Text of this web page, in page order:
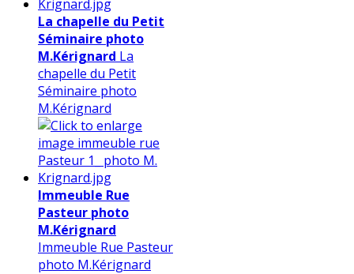
La chapelle du Petit
Séminaire photo
M.Kérignard La
chapelle du Petit
Séminaire photo
M.Kérignard
Immeuble Rue
Pasteur photo
M.Kérignard
Immeuble Rue Pasteur
photo M.Kérignard